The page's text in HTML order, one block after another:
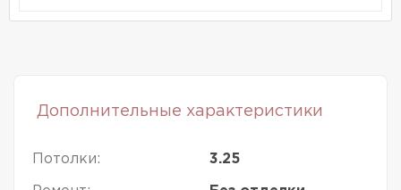
Дополнительные характеристики
Потолки: 3.25